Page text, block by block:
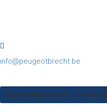
info@peugeotbrecht.be
Openingsuren